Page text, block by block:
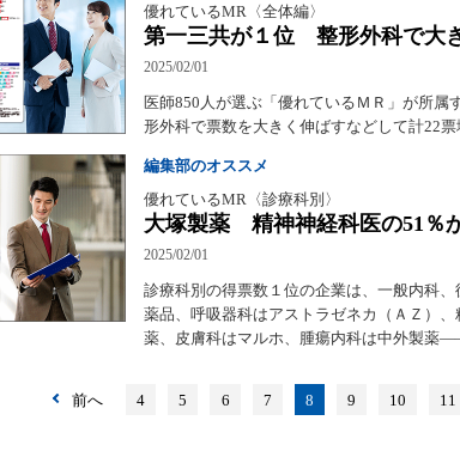
優れているMR〈全体編〉
第一三共が１位 整形外科で大
2025/02/01
医師850人が選ぶ「優れているＭＲ」が所属
形外科で票数を大きく伸ばすなどして計22票
編集部のオススメ
優れているMR〈診療科別〉
大塚製薬 精神神経科医の51％
2025/02/01
診療科別の得票数１位の企業は、一般内科
薬品、呼吸器科はアストラゼネカ（ＡＺ）
薬、皮膚科はマルホ、腫瘍内科は中外製薬
前へ 4 5 6 7 8 9 10 11